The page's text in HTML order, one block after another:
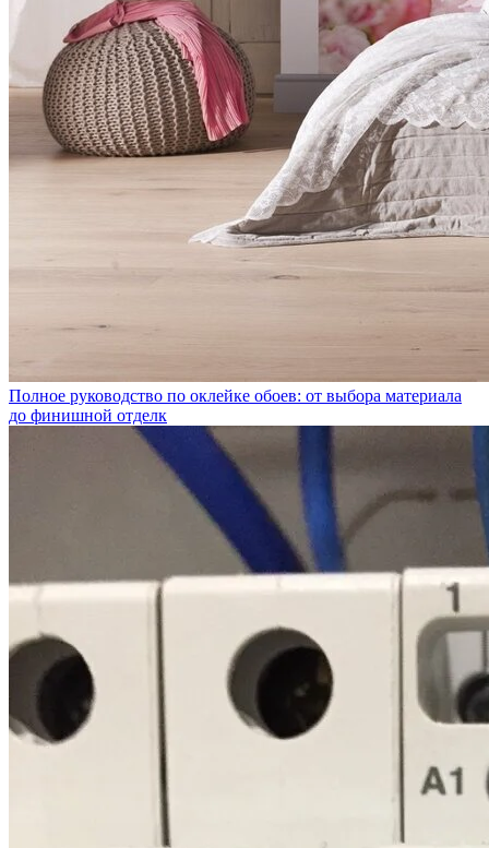
Полное руководство по оклейке обоев: от выбора материала
до финишной отделк